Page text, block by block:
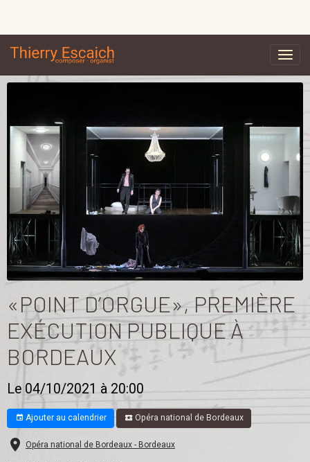
«POINT D’ORGUE», PREMIÈRE
EXÉCUTION PUBLIQUE À
BORDEAUX
Le 04/10/2021 à 20:00
Ajouter au calendrier Opéra national de Bordeaux
Opéra national de Bordeaux - Bordeaux